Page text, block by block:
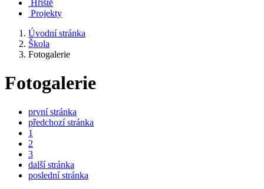
Hřiště
Projekty
Úvodní stránka
Škola
Fotogalerie
Fotogalerie
první stránka
předchozí stránka
1
2
3
další stránka
poslední stránka